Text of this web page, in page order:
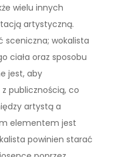
wielu innych
artystyczną.
sceniczna; wokalista
ciała oraz sposobu
jest, aby
publicznością, co
artystą a
elementem jest
powinien starać